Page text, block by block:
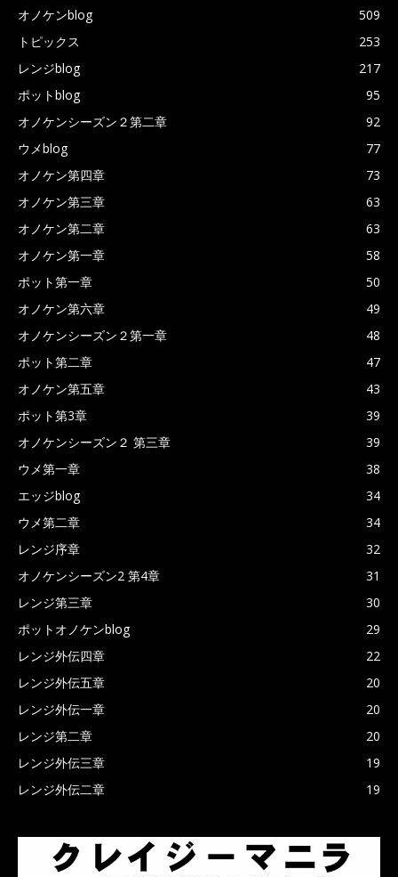
オノケンblog
509
トピックス
253
レンジblog
217
ポットblog
95
オノケンシーズン２第二章
92
ウメblog
77
オノケン第四章
73
オノケン第三章
63
オノケン第二章
63
オノケン第一章
58
ポット第一章
50
オノケン第六章
49
オノケンシーズン２第一章
48
ポット第二章
47
オノケン第五章
43
ポット第3章
39
オノケンシーズン２ 第三章
39
ウメ第一章
38
エッジblog
34
ウメ第二章
34
レンジ序章
32
オノケンシーズン2 第4章
31
レンジ第三章
30
ポットオノケンblog
29
レンジ外伝四章
22
レンジ外伝五章
20
レンジ外伝一章
20
レンジ第二章
20
レンジ外伝三章
19
レンジ外伝二章
19